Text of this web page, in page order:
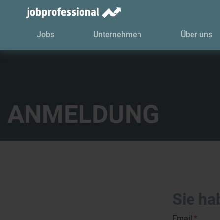
Jobs Unternehmen Über uns
ANMELDUNG
Sie